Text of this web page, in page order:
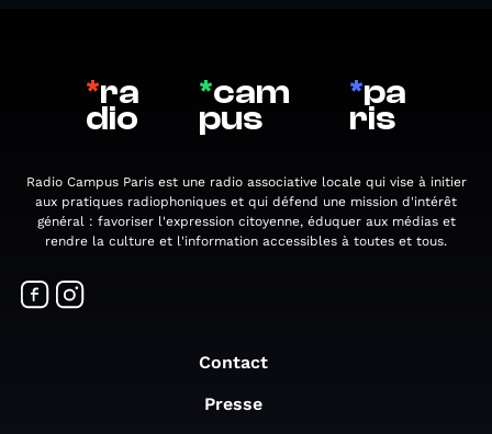
*ra
dio
*cam
pus
*pa
ris
Radio Campus Paris est une radio associative locale qui vise à initier
aux pratiques radiophoniques et qui défend une mission d'intérêt
général : favoriser l'expression citoyenne, éduquer aux médias et
rendre la culture et l'information accessibles à toutes et tous.
Contact
Presse